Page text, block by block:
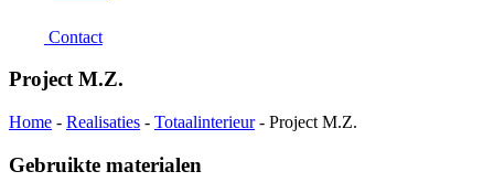
Contact
Project M.Z.
Home - Realisaties - Totaalinterieur- Project M.Z.
Gebruikte materialen